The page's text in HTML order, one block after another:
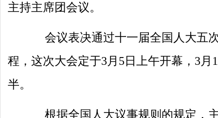
主持主席团会议。
会议表决通过十一届全国人大五
程，这次大会定于3月5日上午开幕，3月
半。
根据全国人大议事规则的规定，